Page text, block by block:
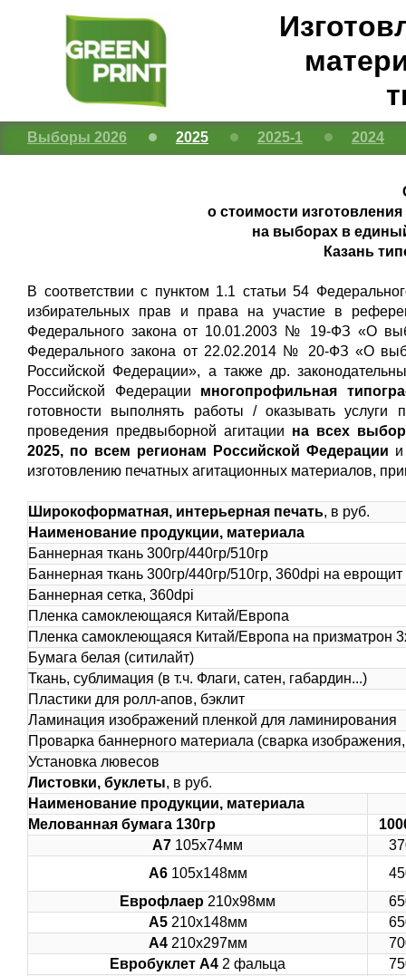
Выборы 2026 2025 2025-1 2024
о стоимости
на выборах в
Казань
В соответствии с пунктом 1.1 статьи 54
избирательных прав и права на участие в
Федерального закона от 10.01.2003 № 19-ФЗ «О
Федерального закона от 22.02.2014 № 20-ФЗ «О
Российской Федерации», а также др.
Российской Федерации многопрофильная
готовности выполнять работы / оказывать
проведения предвыборной агитации на всех
2025, по всем регионам Российской Федерации
изготовлению печатных агитационных материалов,
Широкоформатная, интерьерная печать, в руб.
Наименование продукции, материала
Баннерная ткань 300гр/440гр/510гр
Баннерная ткань 300гр/440гр/510гр, 360dpi на
Баннерная сетка, 360dpi
Пленка самоклеющаяся Китай/Европа
Пленка самоклеющаяся Китай/Европа на призматрон
Бумага белая (ситилайт)
Ткань, сублимация (в т.ч. Флаги, сатен, габардин...)
Пластики для ролл-апов, бэклит
Ламинация изображений пленкой для ламинирования
Проварка баннерного материала (сварка
Установка лювесов
Листовки, буклеты, в руб.
Наименование продукции, материала
Мелованная бумага 130гр
А7 105х74мм
А6 105х148мм
Еврофлаер 210х98мм
А5210х148мм
А4210х297мм
Евробуклет А4 2 фальца